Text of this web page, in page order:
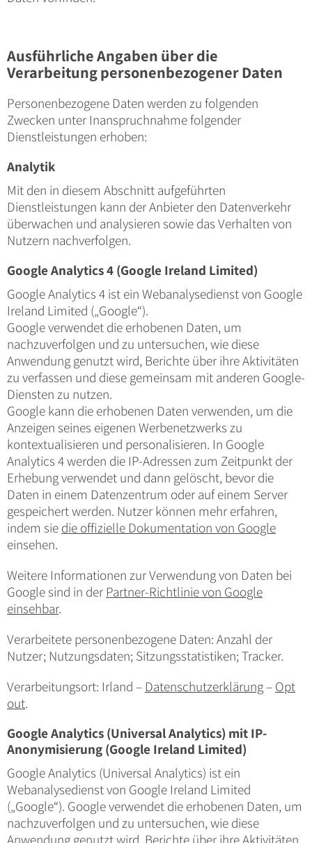
Ausführliche Angaben über die
Verarbeitung personenbezogener Daten
Personenbezogene Daten werden zu folgenden
Zwecken unter Inanspruchnahme folgender
Dienstleistungen erhoben:
Analytik
Mit den in diesem Abschnitt aufgeführten
Dienstleistungen kann der Anbieter den Datenverkehr
überwachen und analysieren sowie das Verhalten von
Nutzern nachverfolgen.
Google Analytics 4 (Google Ireland Limited)
Google Analytics 4 ist ein Webanalysedienst von Google
Ireland Limited („Google“).
Google verwendet die erhobenen Daten, um
nachzuverfolgen und zu untersuchen, wie diese
Anwendung genutzt wird, Berichte über ihre Aktivitäten
zu verfassen und diese gemeinsam mit anderen Google-
Diensten zu nutzen.
Google kann die erhobenen Daten verwenden, um die
Anzeigen seines eigenen Werbenetzwerks zu
kontextualisieren und personalisieren. In Google
Analytics 4 werden die IP-Adressen zum Zeitpunkt der
Erhebung verwendet und dann gelöscht, bevor die
Daten in einem Datenzentrum oder auf einem Server
gespeichert werden. Nutzer können mehr erfahren,
indem siedie offizielle Dokumentation von Google
einsehen.
Weitere Informationen zur Verwendung von Daten bei
Google sind in derPartner-Richtlinie von Google
einsehbar.
Verarbeitete personenbezogene Daten: Anzahl der
Nutzer; Nutzungsdaten; Sitzungsstatistiken; Tracker.
Verarbeitungsort: Irland –Datenschutzerklärung–Opt
out.
Google Analytics (Universal Analytics) mit IP-
Anonymisierung (Google Ireland Limited)
Google Analytics (Universal Analytics) ist ein
Webanalysedienst von Google Ireland Limited
(„Google“). Google verwendet die erhobenen Daten, um
nachzuverfolgen und zu untersuchen, wie diese